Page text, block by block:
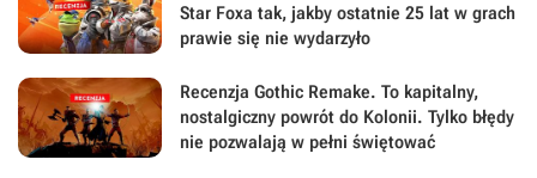
Star Foxa tak, jakby ostatnie 25 lat w grach
prawie się nie wydarzyło
Recenzja Gothic Remake. To kapitalny,
nostalgiczny powrót do Kolonii. Tylko błędy
nie pozwalają w pełni świętować